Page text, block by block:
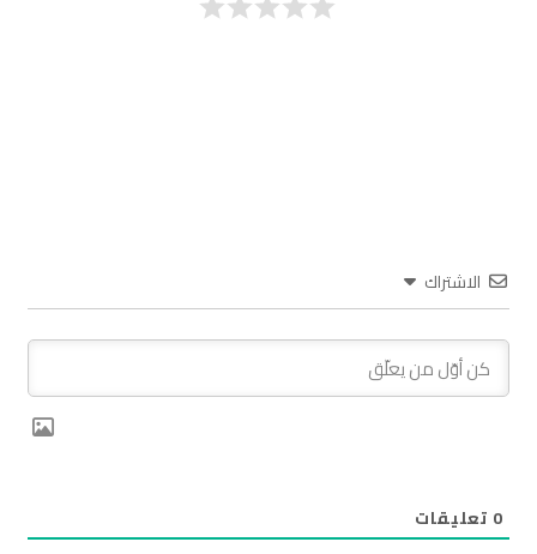
الاشتراك
0 تعليقات